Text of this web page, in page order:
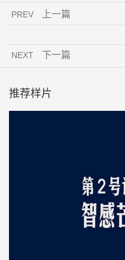
PREV 上一篇
NEXT 下一篇
推荐样片